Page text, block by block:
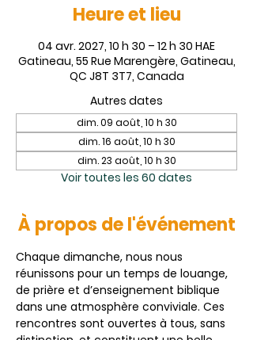
Heure et lieu
04 avr. 2027, 10 h 30 – 12 h 30 HAE
Gatineau, 55 Rue Marengère, Gatineau,
QC J8T 3T7, Canada
Autres dates
dim. 09 août, 10 h 30
dim. 16 août, 10 h 30
dim. 23 août, 10 h 30
Voir toutes les 60 dates
À propos de l'événement
Chaque dimanche, nous nous
réunissons pour un temps de louange,
de prière et d’enseignement biblique
dans une atmosphère conviviale. Ces
rencontres sont ouvertes à tous, sans